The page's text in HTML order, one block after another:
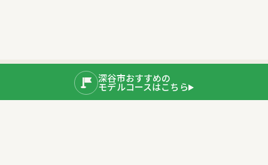
深谷市おすすめの
モデルコースはこちら